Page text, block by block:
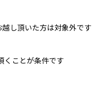
し頂いた方は対象外です
くことが条件です